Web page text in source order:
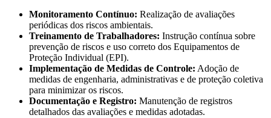
Monitoramento Contínuo: Realização de avaliações
periódicas dos riscos ambientais.
Treinamento de Trabalhadores: Instrução contínua sobre
prevenção de riscos e uso correto dos Equipamentos de
Proteção Individual (EPI).
Implementação de Medidas de Controle: Adoção de
medidas de engenharia, administrativas e de proteção coletiva
para minimizar os riscos.
Documentação e Registro: Manutenção de registros
detalhados das avaliações e medidas adotadas.